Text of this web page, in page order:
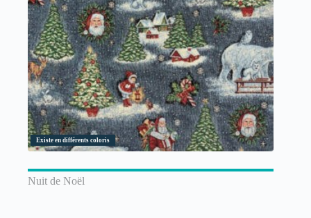
Existe en différents coloris
Nuit de Noël